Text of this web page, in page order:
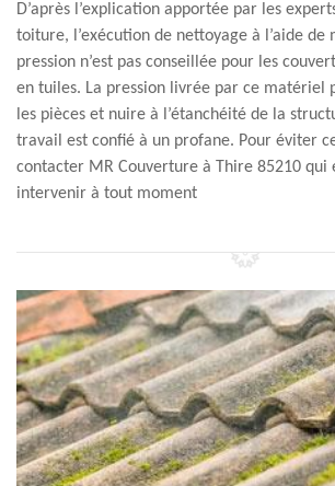
D’après l’explication apportée par les
toiture, l’exécution de nettoyage à l’aide
pression n’est pas conseillée pour les
en tuiles. La pression livrée par ce matériel
les pièces et nuire à l’étanchéité de la
travail est confié à un profane. Pour éviter
contacter MR Couverture à Thire 85210 qui
intervenir à tout moment